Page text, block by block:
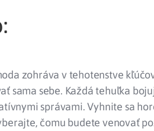
zohráva v tehotenstve
sama sebe. Každá tehuľka
správami. Vyhnite sa
čomu budete venovať